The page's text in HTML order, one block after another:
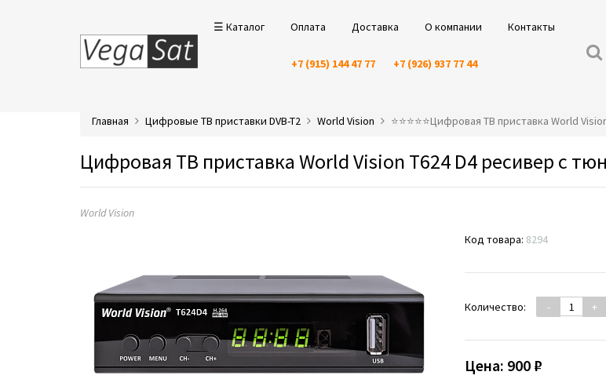
☰ Каталог Оплата Доставка О компании Контакты
+7 (915) 144 47 77 +7 (926) 937 77 44
Главная Цифровые ТВ приставки DVB-T2 World Vision ⭐️⭐️⭐️⭐️⭐️Цифровая ТВ приставка World
Цифровая ТВ приставка World Vision T624 D4 ресивер с
World Vision
Код товара: 8294
Количество: - +
Цена: 900 ₽